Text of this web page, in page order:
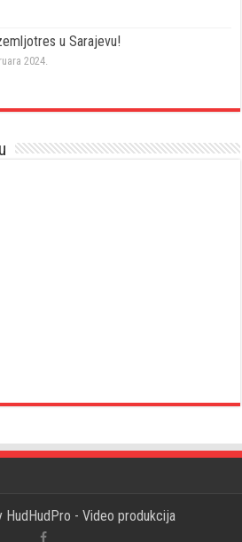
u Sarajevu!
2024.
HudHudPro - Video produkcija